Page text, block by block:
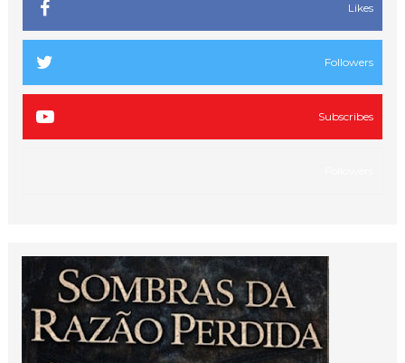
Likes
Followers
Subscribes